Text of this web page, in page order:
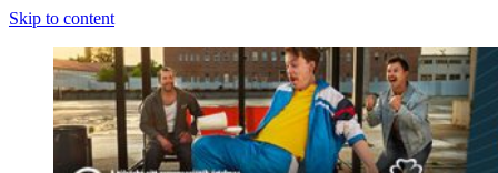
Skip to content